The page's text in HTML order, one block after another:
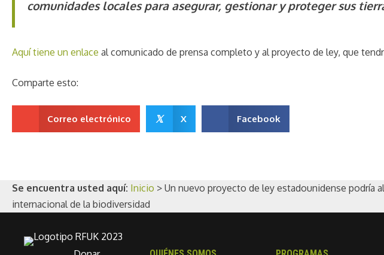
comunidades locales para asegurar, gestionar y proteger sus
Aquí tiene un enlace al comunicado de prensa completo y al proyecto de ley, que
Comparte esto:
Correo electrónico 𝕏 X Facebook
Se encuentra usted aquí: Inicio > Un nuevo proyecto de ley estadounidense podría
internacional de la biodiversidad